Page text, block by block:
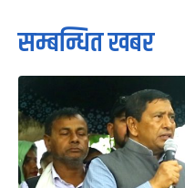
सम्बन्धित खबर